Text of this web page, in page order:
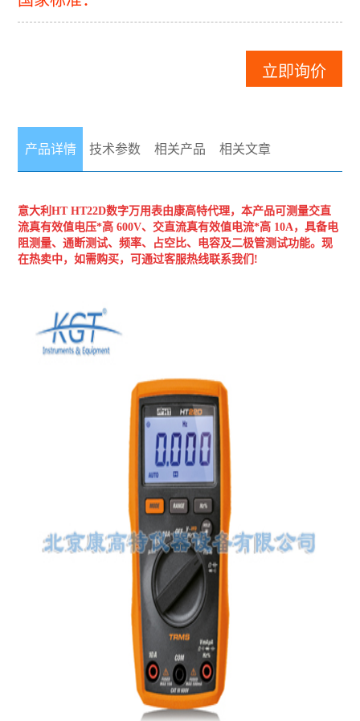
立即询价
产品详情 技术参数 相关产品 相关文章
意大利HT HT22D数字万用表由康高特代理，本产品可测量交直
流真有效值电压*高 600V、交直流真有效值电流*高 10A，具备电
阻测量、通断测试、频率、占空比、电容及二极管测试功能。现
在热卖中，如需购买，可通过客服热线联系我们!